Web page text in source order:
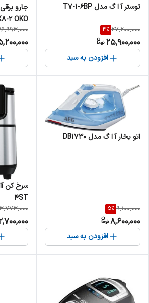
توستر آ ا گ مدل T7-1-6BP
27,200,000
4%
25,900,000
افزودن به سبد
2 OKO
اتو بخار آ ا گ مدل DB1730
9,100,000
5%
8,600,000
افزودن به سبد
4ST